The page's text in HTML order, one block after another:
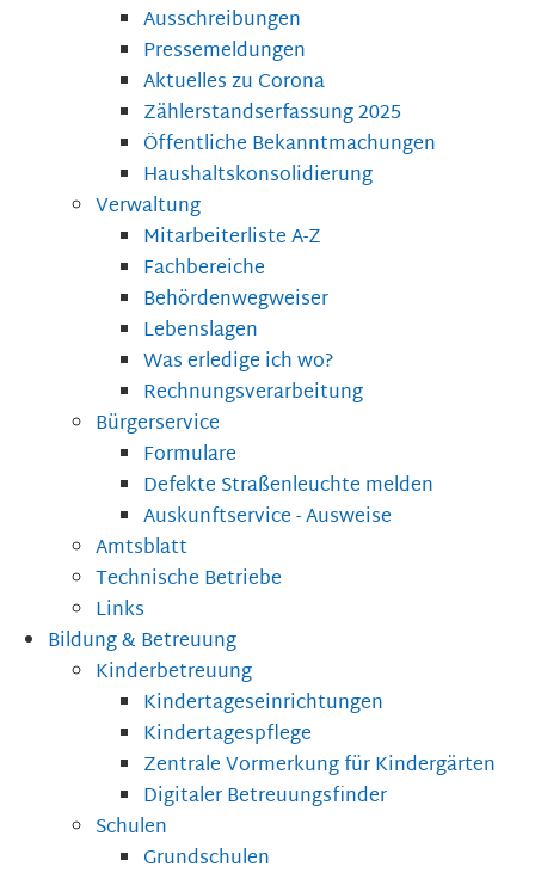
Ausschreibungen
Pressemeldungen
Aktuelles zu Corona
Zählerstandserfassung 2025
Öffentliche Bekanntmachungen
Haushaltskonsolidierung
Verwaltung
Mitarbeiterliste A-Z
Fachbereiche
Behördenwegweiser
Lebenslagen
Was erledige ich wo?
Rechnungsverarbeitung
Bürgerservice
Formulare
Defekte Straßenleuchte melden
Auskunftservice - Ausweise
Amtsblatt
Technische Betriebe
Links
Bildung & Betreuung
Kinderbetreuung
Kindertageseinrichtungen
Kindertagespflege
Zentrale Vormerkung für Kindergärten
Digitaler Betreuungsfinder
Schulen
Grundschulen